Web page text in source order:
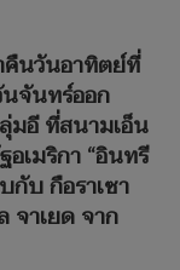
คืนวันอาทิตย์ที่
จันทร์ออก
มอี ที่สนามเอ็น
เมริกา “อินทรี
กับ กือราเซา
จาเยด จาก